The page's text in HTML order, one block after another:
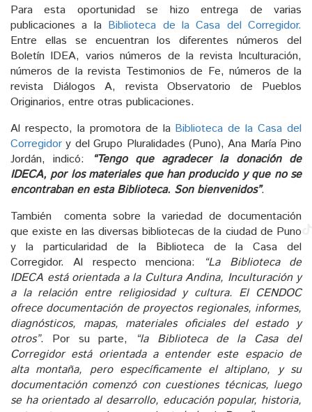
Para esta oportunidad se hizo entrega de varias
publicaciones a la Biblioteca de la Casa del Corregidor.
Entre ellas se encuentran los diferentes números del
Boletín IDEA, varios números de la revista Inculturación,
números de la revista Testimonios de Fe, números de la
revista Diálogos A, revista Observatorio de Pueblos
Originarios, entre otras publicaciones.
Al respecto, la promotora de la Biblioteca de la Casa del
Corregidor y del Grupo Pluralidades (Puno), Ana María Pino
Jordán, indicó:
“Tengo que agradecer la donación de
IDECA, por los materiales que han producido y que no se
encontraban en esta Biblioteca. Son bienvenidos”.
También comenta sobre la variedad de documentación
que existe en las diversas bibliotecas de la ciudad de Puno
y la particularidad de la Biblioteca de la Casa del
Corregidor. Al respecto menciona:
“La Biblioteca de
IDECA está orientada a la Cultura Andina, Inculturación y
a la relación entre religiosidad y cultura. El CENDOC
ofrece documentación de proyectos regionales, informes,
diagnósticos, mapas, materiales oficiales del estado y
otros”. Por su parte,
“la Biblioteca de la Casa del
Corregidor está orientada a entender este espacio de
alta montaña, pero específicamente el altiplano, y su
documentación comenzó con cuestiones técnicas, luego
se ha orientado al desarrollo, educación popular, historia,